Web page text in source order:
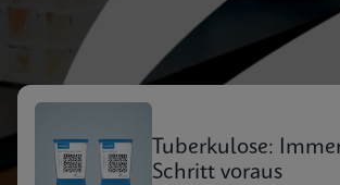
Tuberkulose:
Schritt voraus